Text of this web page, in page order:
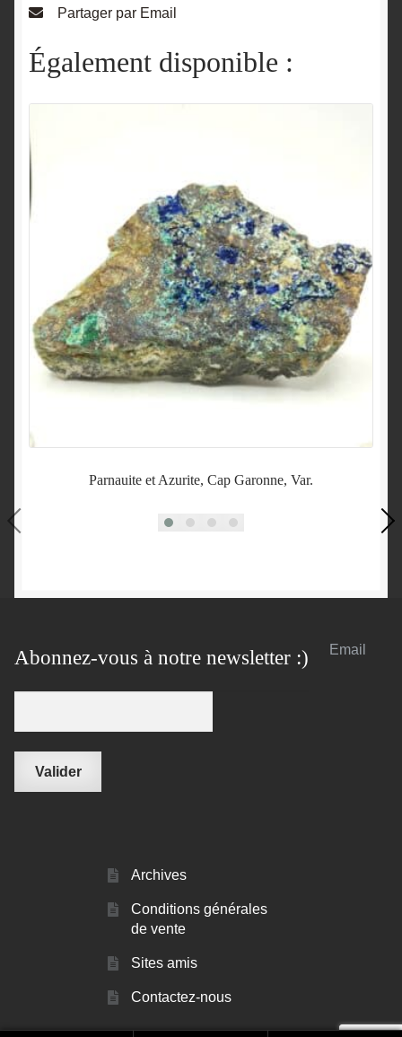
Partager par Email
Également disponible :
Parnauite et Azurite, Cap Garonne, Var.
Abonnez-vous à notre newsletter :) Email
Archives
Conditions générales
de vente
Sites amis
Contactez-nous